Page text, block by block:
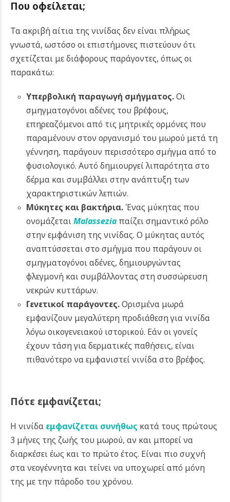
Που οφείλεται;
Τα ακριβή αίτια της νινίδας δεν είναι πλήρως
γνωστά, ωστόσο οι επιστήμονες πιστεύουν ότι
σχετίζεται με διάφορους παράγοντες, όπως οι
παρακάτω:
Υπερβολική παραγωγή σμήγματος.Οι
σμηγματογόνοι αδένες του βρέφους,
επηρεαζόμενοι από τις μητρικές ορμόνες που
παραμένουν στον οργανισμό του μωρού μετά τη
γέννηση, παράγουν περισσότερο σμήγμα από το
φυσιολογικό. Αυτό δημιουργεί λιπαρότητα στο
δέρμα και συμβάλλει στην ανάπτυξη των
χαρακτηριστικών λεπιών.
Μύκητες και βακτήρια.Ένας μύκητας που
ονομάζεταιMalasseziaπαίζει σημαντικό ρόλο
στην εμφάνιση της νινίδας. Ο μύκητας αυτός
αναπτύσσεται στο σμήγμα που παράγουν οι
σμηγματογόνοι αδένες, δημιουργώντας
φλεγμονή και συμβάλλοντας στη συσσώρευση
νεκρών κυττάρων.
Γενετικοί παράγοντες.Ορισμένα μωρά
εμφανίζουν μεγαλύτερη προδιάθεση για νινίδα
λόγω οικογενειακού ιστορικού. Εάν οι γονείς
έχουν τάση για δερματικές παθήσεις, είναι
πιθανότερο να εμφανιστεί νινίδα στο βρέφος.
Πότε εμφανίζεται;
Η νινίδα εμφανίζεται συνήθως κατά τους πρώτους
3 μήνες της ζωής του μωρού, αν και μπορεί να
διαρκέσει έως και το πρώτο έτος. Είναι πιο συχνή
στα νεογέννητα και τείνει να υποχωρεί από μόνη
της με την πάροδο του χρόνου.